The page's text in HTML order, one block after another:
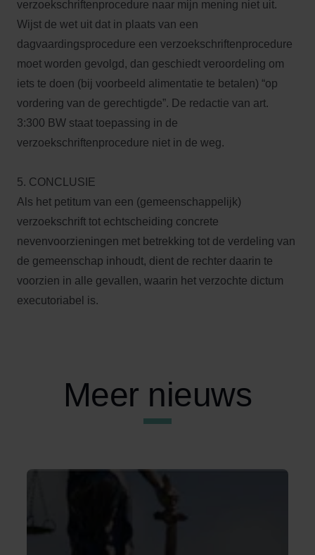
verzoekschriftenprocedure naar mijn mening niet uit.
Wijst de wet uit dat in plaats van een
dagvaardingsprocedure een verzoekschriftenprocedure
moet worden gevolgd, dan geschiedt veroordeling om
iets te doen (bij voorbeeld alimentatie te betalen) “op
vordering van de gerechtigde”. De redactie van art.
3:300 BW staat toepassing in de
verzoekschriftenprocedure niet in de weg.
5. CONCLUSIE
Als het petitum van een (gemeenschappelijk)
verzoekschrift tot echtscheiding concrete
nevenvoorzieningen met betrekking tot de verdeling van
de gemeenschap inhoudt, dient de rechter daarin te
voorzien in alle gevallen, waarin het verzochte dictum
executoriabel is.
Meer nieuws